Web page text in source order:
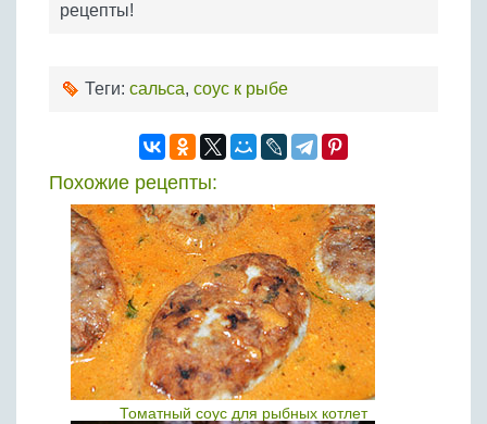
рецепты!
Теги: сальса, соус к рыбе
Похожие рецепты:
Томатный соус для рыбных котлет